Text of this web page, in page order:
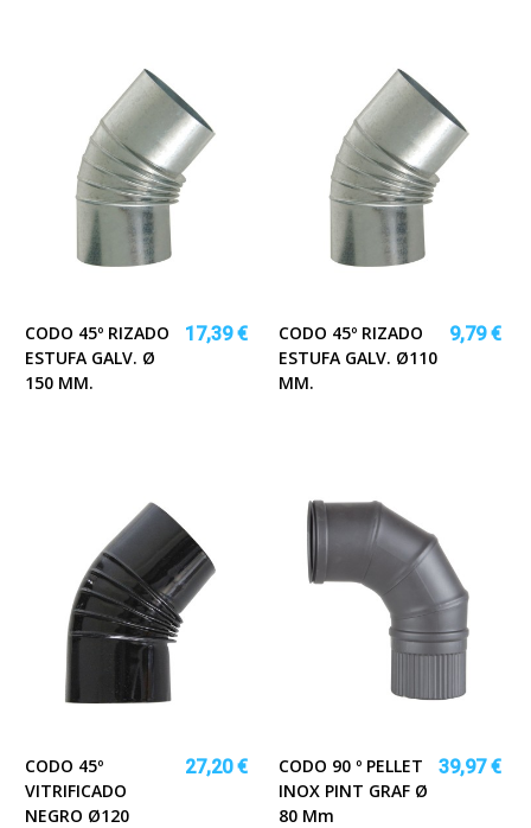
CODO 45º RIZADO
ESTUFA GALV. Ø
150 MM.
17,39 €
CODO 45º RIZADO
ESTUFA GALV. Ø110
MM.
9,79 €
CODO 45º
VITRIFICADO
NEGRO Ø120
27,20 €
CODO 90 º PELLET
INOX PINT GRAF Ø
80 Mm
39,97 €